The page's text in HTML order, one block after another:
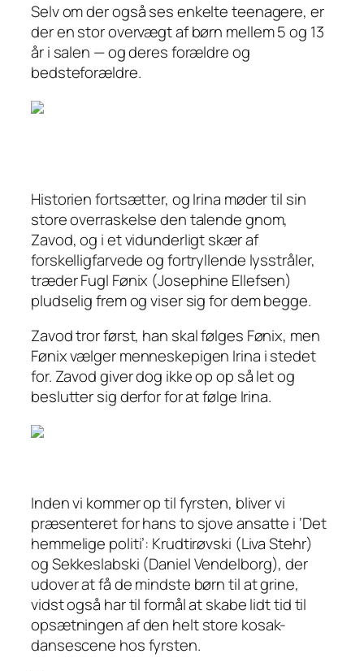
Selv om der også ses enkelte teenagere, er
der en stor overvægt af børn mellem 5 og 13
år i salen — og deres forældre og
bedsteforældre.
Historien fortsætter, og Irina møder til sin
store overraskelse den talende gnom,
Zavod, og i et vidunderligt skær af
forskelligfarvede og fortryllende lysstråler,
træder Fugl Fønix (Josephine Ellefsen)
pludselig frem og viser sig for dem begge.
Zavod tror først, han skal følges Fønix, men
Fønix vælger menneskepigen Irina i stedet
for. Zavod giver dog ikke op op så let og
beslutter sig derfor for at følge Irina.
Inden vi kommer op til fyrsten, bliver vi
præsenteret for hans to sjove ansatte i ‘Det
hemmelige politi’: Krudtirøvski (Liva Stehr)
og Sekkeslabski (Daniel Vendelborg), der
udover at få de mindste børn til at grine,
vidst også har til formål at skabe lidt tid til
opsætningen af den helt store kosak-
dansescene hos fyrsten.